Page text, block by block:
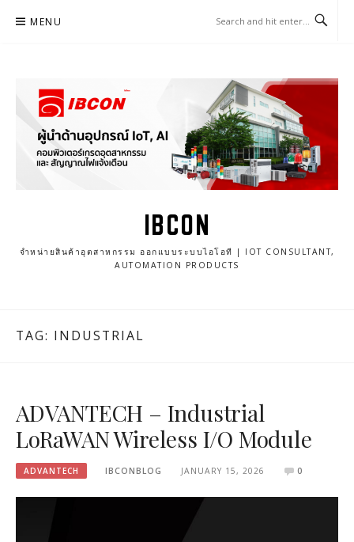
MENU
IBCON
จำหน่ายสินค้าอุตสาหกรรม ออกแบบระบบไอโอที | IOT CONSULTANT,
AUTOMATION PRODUCTS
TAG: INDUSTRIAL
ADVANTECH – Industrial
LoRaWAN Wireless I/O Module
ADVANTECH IBCONBLOG JANUARY 15, 2026 0